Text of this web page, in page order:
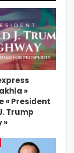
»
« President
Trump
»